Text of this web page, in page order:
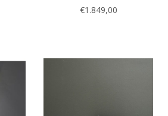
€1.849,00